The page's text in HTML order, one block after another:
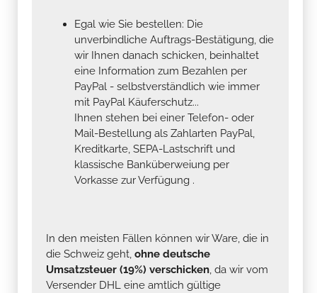
Egal wie Sie bestellen: Die
unverbindliche Auftrags-Bestätigung, die
wir Ihnen danach schicken, beinhaltet
eine Information zum Bezahlen per
PayPal - selbstverständlich wie immer
mit PayPal Käuferschutz...
Ihnen stehen bei einer Telefon- oder
Mail-Bestellung als Zahlarten PayPal,
Kreditkarte, SEPA-Lastschrift und
klassische Banküberweiung per
Vorkasse zur Verfügung .
In den meisten Fällen können wir Ware, die in
die Schweiz geht, ohne deutsche
Umsatzsteuer (19%) verschicken, da wir vom
Versender DHL eine amtlich gültige